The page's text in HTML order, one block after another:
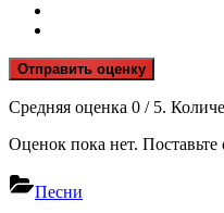
Отправить оценку
Средняя оценка 0 / 5.
Оценок пока нет.
Песни